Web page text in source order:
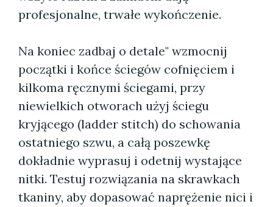
profesjonalne, trwałe wykończenie.
Na koniec zadbaj o detale" wzmocnij
początki i końce ściegów cofnięciem i
kilkoma ręcznymi ściegami, przy
niewielkich otworach użyj ściegu
kryjącego (ladder stitch) do schowania
ostatniego szwu, a całą poszewkę
dokładnie wyprasuj i odetnij wystające
nitki. Testuj rozwiązania na skrawkach
tkaniny, aby dopasować naprężenie nici i